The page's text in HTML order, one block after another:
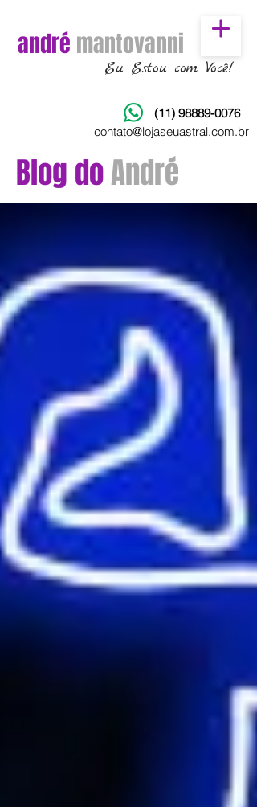
andré mantovanni
Eu Estou com Você!
(11) 98889-0076
contato@lojaseuastral.com.br
Blog doAndré